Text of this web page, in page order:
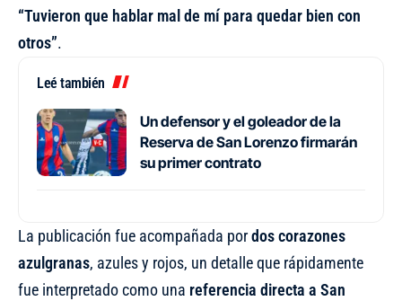
“Tuvieron que hablar mal de mí para quedar bien con
otros”.
Leé también
Un defensor y el goleador de la
Reserva de San Lorenzo firmarán
su primer contrato
La publicación fue acompañada pordos corazones
azulgranas, azules y rojos, un detalle que rápidamente
fue interpretado como una referencia directa a San